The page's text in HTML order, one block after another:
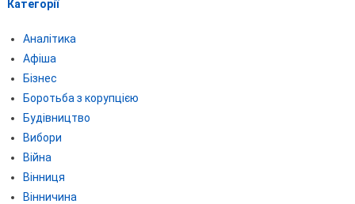
Категорії
Аналітика
Афіша
Бізнес
Боротьба з корупцією
Будівництво
Вибори
Війна
Вінниця
Вінничина